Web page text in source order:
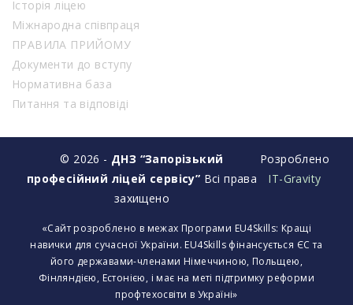
Історія ліцею
Міжнародна співпраця
ПРАВИЛА ПРИЙОМУ
Документи до вступу
Нормативна база
Питання та відповіді
© 2026 - ДНЗ “Запорізький
професійний ліцей сервісу” Всі права
захищено
Розроблено
IT-Gravity
«Сайт розроблено в межах Програми EU4Skills: Кращі
навички для сучасної України. EU4Skills фінансується ЄС та
його державами-членами Німеччиною, Польщею,
Фінляндією, Естонією, і має на меті підтримку реформи
профтехосвіти в Україні»